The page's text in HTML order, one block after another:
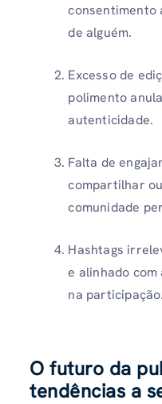
consentimento
de alguém.
Excesso de
polimento
autenticidade.
Falta de
compartilhar
comunidade
Hashtags
e alinhado
na participação.
O futuro da
tendências a